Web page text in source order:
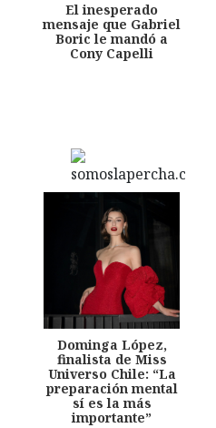
El inesperado
mensaje que Gabriel
Boric le mandó a
Cony Capelli
Dominga López,
finalista de Miss
Universo Chile: “La
preparación mental
sí es la más
importante”